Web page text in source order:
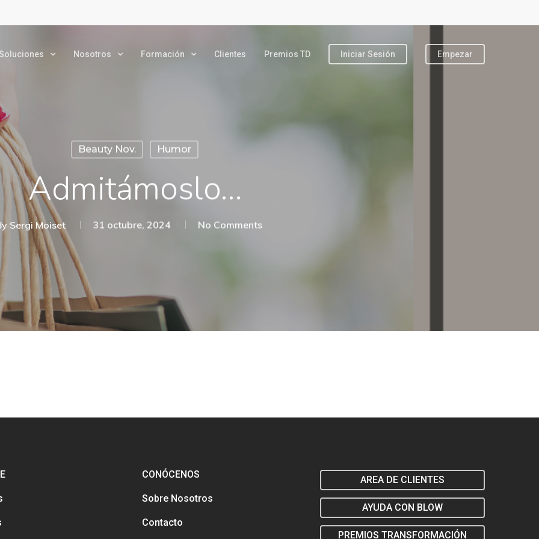
Nosotros Formación Clientes Premios TD Iniciar Sesión Empezar
Beauty Nov. Humor
Admitámoslo…
Sergi Moiset 31 octubre, 2024 No Comments
CONÓCENOS
Sobre Nosotros
Contacto
AREA DE CLIENTES
AYUDA CON BLOW
PREMIOS TRANSFORMACIÓN